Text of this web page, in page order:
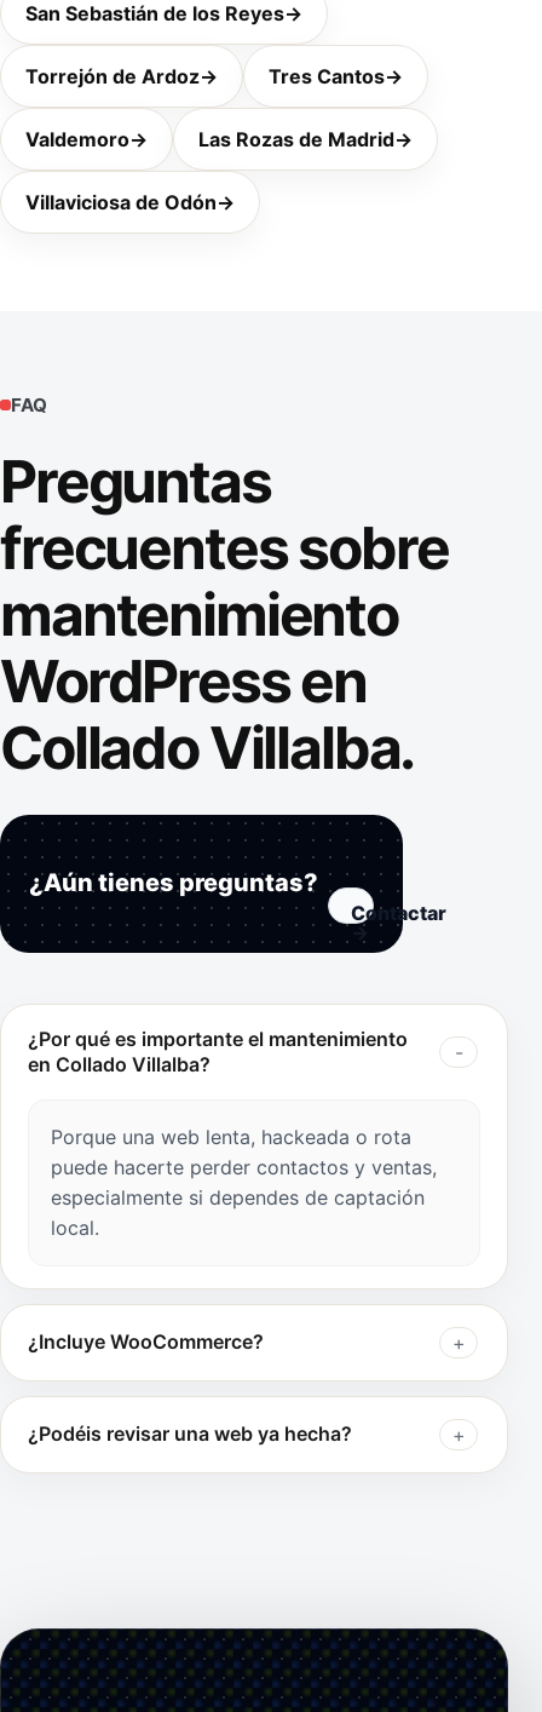
San Sebastián de los Reyes→
Torrejón de Ardoz→ Tres Cantos→
Valdemoro→ Las Rozas de Madrid→
Villaviciosa de Odón→
FAQ
Preguntas
frecuentes sobre
mantenimiento
WordPress en
Collado Villalba.
¿Aún tienes preguntas?
Contactar
→
¿Por qué es importante el mantenimiento
en Collado Villalba?
Porque una web lenta, hackeada o rota
puede hacerte perder contactos y ventas,
especialmente si dependes de captación
local.
¿Incluye WooCommerce?
¿Podéis revisar una web ya hecha?